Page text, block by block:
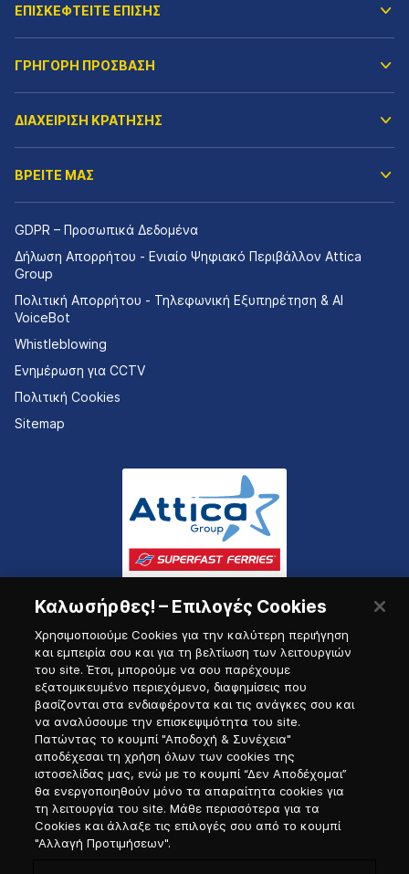
ΕΠΙΣΚΕΦΤΕΙΤΕ ΕΠΙΣΗΣ
ΓΡΗΓΟΡΗ ΠΡΟΣΒΑΣΗ
ΔΙΑΧΕΙΡΙΣΗ ΚΡΑΤΗΣΗΣ
ΒΡΕΙΤΕ ΜΑΣ
GDPR – Προσωπικά Δεδομένα
Δήλωση Απορρήτου - Ενιαίο Ψηφιακό Περιβάλλον Attica
Group
Πολιτική Απορρήτου - Τηλεφωνική Εξυπηρέτηση & AI
VoiceBot
Whistleblowing
Ενημέρωση για CCTV
Πολιτική Cookies
Sitemap
Πύλη Ναυτικού
Καλωσήρθες! – Επιλογές Cookies
Χρησιμοποιούμε Cookies για την καλύτερη περιήγηση
και εμπειρία σου και για τη βελτίωση των λειτουργιών
του site. Έτσι, μπορούμε να σου παρέχουμε
εξατομικευμένο περιεχόμενο, διαφημίσεις που
βασίζονται στα ενδιαφέροντα και τις ανάγκες σου και
να αναλύσουμε την επισκεψιμότητα του site.
Πατώντας το κουμπί "Αποδοχή & Συνέχεια"
αποδέχεσαι τη χρήση όλων των cookies της
ιστοσελίδας μας, ενώ με το κουμπί “Δεν Αποδέχομαι”
θα ενεργοποιηθούν μόνο τα απαραίτητα cookies για
τη λειτουργία του site. Μάθε περισσότερα για τα
Cookies και άλλαξε τις επιλογές σου από το κουμπί
"Αλλαγή Προτιμήσεων".